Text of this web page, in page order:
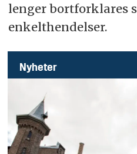
lenger bortforklares
enkelthendelser.
Nyheter